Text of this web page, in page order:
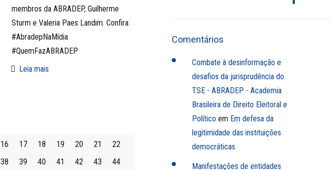
membros da ABRADEP, Guilherme
Sturm e Valeria Paes Landim. Confira:
#AbradepNaMídia
#QuemFazABRADEP
Leia mais
16 17 18 19 20 21
22
38 39 40 41 42 43
44
Comentários
Combate à desinformação e
desafios da jurisprudência do
TSE - ABRADEP - Academia
Brasileira de Direito Eleitoral e
Político em Em defesa da
legitimidade das instituições
democráticas
Manifestações de entidades